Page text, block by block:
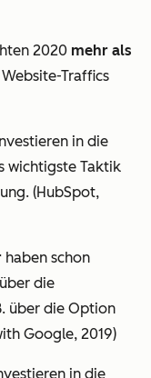
2020 mehr als
Traffics
in die
wichtigste Taktik
(HubSpot,
haben schon
die
über die Option
Google, 2019)
in die